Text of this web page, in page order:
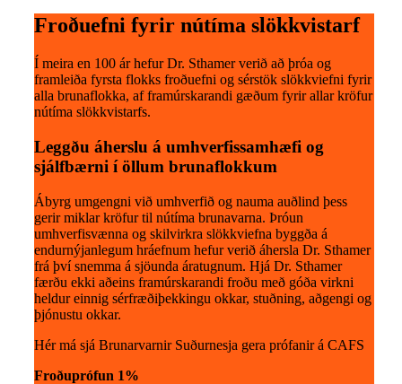
Froðuefni fyrir nútíma slökkvistarf
Í meira en 100 ár hefur Dr. Sthamer verið að þróa og
framleiða fyrsta flokks froðuefni og sérstök slökkviefni fyrir
alla brunaflokka, af framúrskarandi gæðum fyrir allar kröfur
nútíma slökkvistarfs.
Leggðu áherslu á umhverfissamhæfi og
sjálfbærni í öllum brunaflokkum
Ábyrg umgengni við umhverfið og nauma auðlind þess
gerir miklar kröfur til nútíma brunavarna. Þróun
umhverfisvænna og skilvirkra slökkviefna byggða á
endurnýjanlegum hráefnum hefur verið áhersla Dr. Sthamer
frá því snemma á sjöunda áratugnum. Hjá Dr. Sthamer
færðu ekki aðeins framúrskarandi froðu með góða virkni
heldur einnig sérfræðiþekkingu okkar, stuðning, aðgengi og
þjónustu okkar.
Hér má sjá Brunarvarnir Suðurnesja gera prófanir á CAFS
Froðuprófun 1%